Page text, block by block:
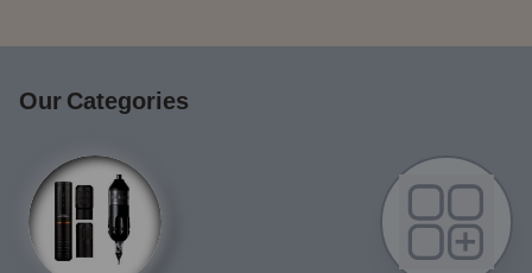
Our Categories